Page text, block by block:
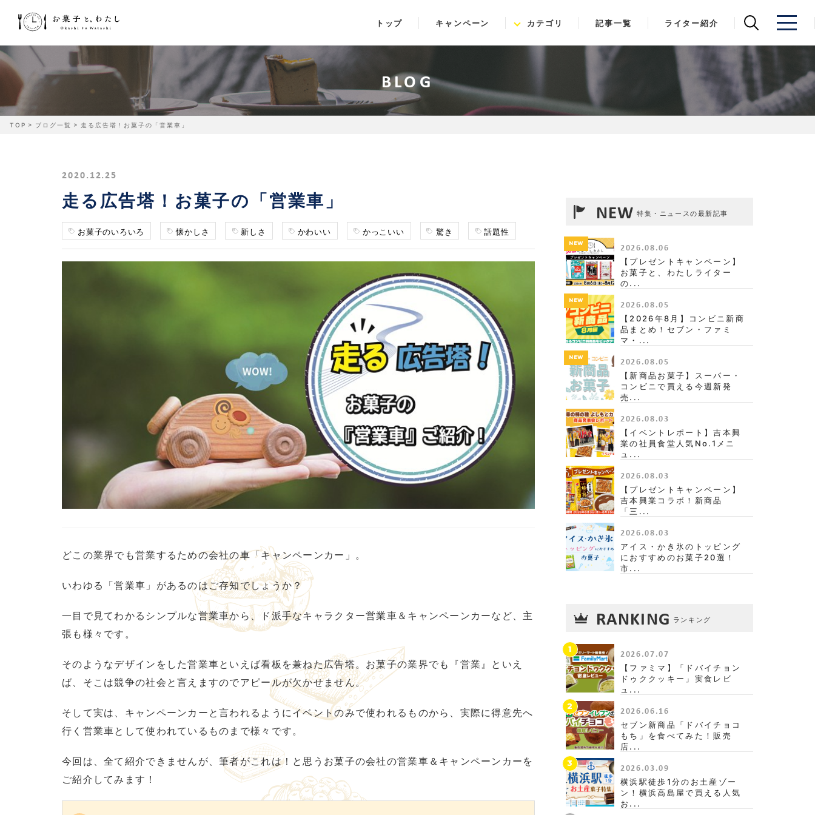
トップ キャンペーン カテゴリ 記事一覧 ライター紹介
BLOG
TOP ブログ一覧 走る広告塔！お菓子の「営業車」
2020.12.25
走る広告塔！お菓子の「営業車」
お菓子のいろいろ 懐かしさ 新しさ かわいい かっこいい 驚き 話題性
どこの業界でも営業するための会社の車「キャンペーンカー」。
いわゆる「営業車」があるのはご存知でしょうか？
一目で見てわかるシンプルな営業車から、ド派手なキャラクター営業車＆キャンペーンカーなど、主
張も様々です。
そのようなデザインをした営業車といえば看板を兼ねた広告塔。お菓子の業界でも『営業』といえ
ば、そこは競争の社会と言えますのでアピールが欠かせません。
そして実は、キャンペーンカーと言われるようにイベントのみで使われるものから、実際に得意先へ
行く営業車として使われているものまで様々です。
今回は、全て紹介できませんが、筆者がこれは！と思うお菓子の会社の営業車＆キャンペーンカーを
ご紹介してみます！
NEW 特集・ニュースの最新記事
NEW 2026.08.06
【プレゼントキャンペーン】
お菓子と、わたしライター
の...
NEW 2026.08.05
【2026年8月】コンビニ新商
品まとめ！セブン・ファミ
マ・...
NEW 2026.08.05
【新商品お菓子】スーパー・
コンビニで買える今週新発
売...
2026.08.03
【イベントレポート】吉本興
業の社員食堂人気No.1メニ
ュ...
2026.08.03
【プレゼントキャンペーン】
吉本興業コラボ！新商品
「三...
2026.08.03
アイス・かき氷のトッピング
におすすめのお菓子20選！
市...
RANKING ランキング
1 2026.07.07
【ファミマ】「ドバイチョン
ドゥククッキー」実食レビ
ュ...
2
2026.06.16
セブン新商品「ドバイチョコ
もち」を食べてみた！販売
店...
3
2026.03.09
横浜駅徒歩1分のお土産ゾー
ン！横浜高島屋で買える人気
お...